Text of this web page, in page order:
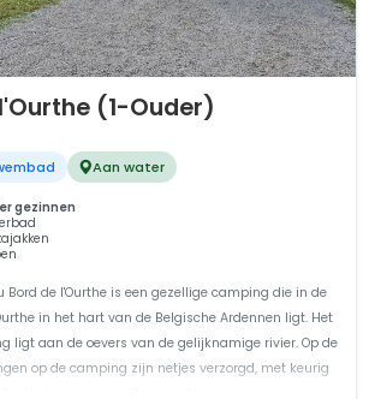
(1-Ouder)
Aan water
gezinnen
Bord de l'Ourthe is een gezellige camping die in de
in het hart van de Belgische Ardennen ligt. Het
ligt aan de oevers van de gelijknamige rivier. Op de
op de camping zijn netjes verzorgd, met keurig